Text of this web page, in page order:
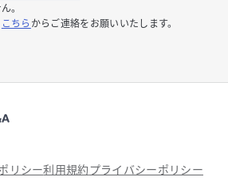
。
こちら からご連絡をお願いいたします。
リシー利用規約プライバシーポリシー